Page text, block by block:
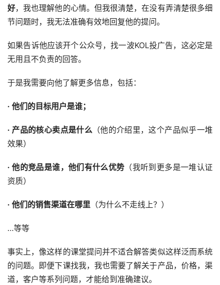
好，我也理解他的心情。但我很清楚，在没有弄清楚很多细
节问题时，我无法准确有效地回复他的提问。
如果告诉他应该开个公众号，找一波KOL投广告，这必定是
无用且不负责的回答。
于是我需要向他了解更多信息，包括：
· 他们的目标用户是谁；
· 产品的核心卖点是什么（他的介绍里，这个产品似乎一堆
效果）
· 他的竞品是谁，他们有什么优势 （我听到更多是一堆认证
资质）
· 他们的销售渠道在哪里 （为什么不走线上？）
…等等
事实上，像这样的课堂提问并不适合解答类似这样泛而系统
的问题。即便下课找我，我也需要了解关于产品，价格，渠
道，客户等系列问题，才能给到准确建议。